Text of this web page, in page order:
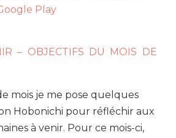
Play
– OBJECTIFS DU MOIS DE
mois je me pose quelques
Hobonichi pour réfléchir aux
à venir. Pour ce mois-ci,